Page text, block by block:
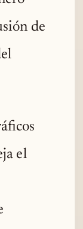
de
el